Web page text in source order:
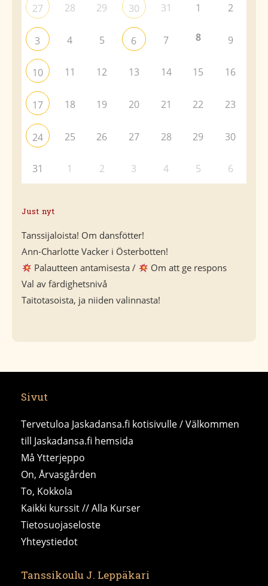
27 28 29 30 31 1 2
3 4 5 6 7 8 9
10 11 12 13 14 15 16
17 18 19 20 21 22 23
24 25 26 27 28 29 30
31 1 2 3 4 5 6
Just nyt
Tanssijaloista! Om dansfötter!
Ann-Charlotte Vacker i Österbotten!
Palautteen antamisesta /
Om att ge respons
Val av färdighetsnivå
Taitotasoista, ja niiden valinnasta!
Sivut
Tervetuloa Jaskadansa.fi kotisivulle / Välkommen
till Jaskadansa.fi hemsida
Må Ytterjeppo
On, Årvasgården
To, Kokkola
Kaikki kurssit // Alla Kurser
Tietosuojaseloste
Yhteystiedot
Tanssikoulu J. Leppäkari